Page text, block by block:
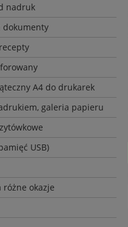
nadruk
dokumenty
A4 do drukarek
galeria papieru
USB)
różne okazje